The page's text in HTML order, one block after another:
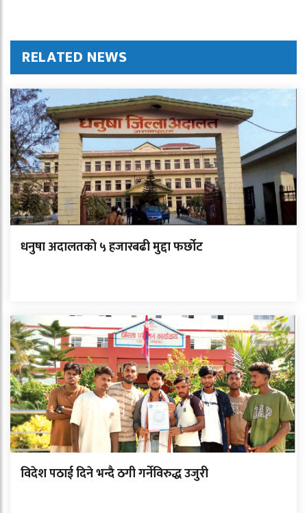
RELATED NEWS
धनुषा अदालतको ५ हजारबढी मुद्दा फर्छोट
विदेश पठाई दिने भन्दै ठगी गर्नेविरुद्ध उजुरी